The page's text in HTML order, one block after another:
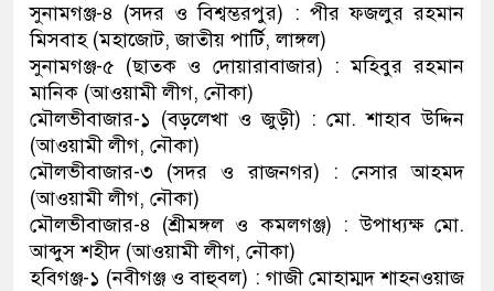
সুনামগঞ্জ-৪ (সদর ও বিশ্বম্ভরপুর) : পীর ফজলুর রহমান
মিসবাহ (মহাজোট, জাতীয় পার্টি, লাঙ্গল)
সুনামগঞ্জ-৫ (ছাতক ও দোয়ারাবাজার) : মহিবুর রহমান
মানিক (আওয়ামী লীগ, নৌকা)
মৌলভীবাজার-১ (বড়লেখা ও জুড়ী) : মো. শাহাব উদ্দিন
(আওয়ামী লীগ, নৌকা)
মৌলভীবাজার-৩ (সদর ও রাজনগর) : নেসার আহমদ
(আওয়ামী লীগ, নৌকা)
মৌলভীবাজার-৪ (শ্রীমঙ্গল ও কমলগঞ্জ) : উপাধ্যক্ষ মো.
আব্দুস শহীদ (আওয়ামী লীগ, নৌকা)
হবিগঞ্জ-১ (নবীগঞ্জ ও বাহুবল) : গাজী মোহাম্মদ শাহনওয়াজ